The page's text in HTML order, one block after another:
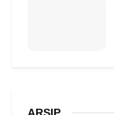
ARSIP